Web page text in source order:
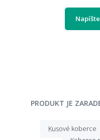
PRODUKT JE
Kusové koberce